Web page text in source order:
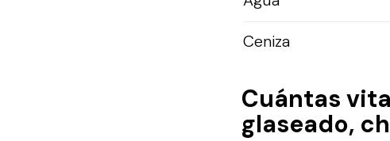
Ceniza
Cuántas
glaseado,